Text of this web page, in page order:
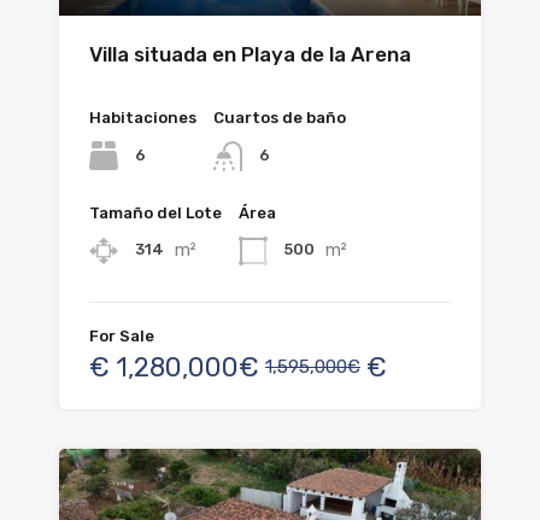
Villa situada en Playa de la Arena
Habitaciones
6
Cuartos de baño
6
Tamaño del Lote
314 m²
Área
500 m²
For Sale
€ 1,280,000€ 1,595,000€ €